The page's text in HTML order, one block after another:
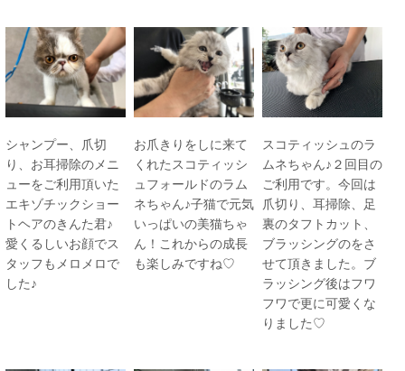
シャンプー、爪切
り、お耳掃除のメニ
ューをご利用頂いた
エキゾチックショー
トヘアのきんた君♪
愛くるしいお顔でス
タッフもメロメロで
した♪
お爪きりをしに来て
くれたスコティッシ
ュフォールドのラム
ネちゃん♪子猫で元気
いっぱいの美猫ちゃ
ん！これからの成長
も楽しみですね♡
スコティッシュのラ
ムネちゃん♪２回目の
ご利用です。今回は
爪切り、耳掃除、足
裏のタフトカット、
ブラッシングのをさ
せて頂きました。ブ
ラッシング後はフワ
フワで更に可愛くな
りました♡